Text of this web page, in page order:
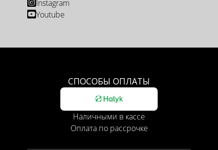
Instagram
Youtube
СПОСОБЫ ОПЛАТЫ
Наличными в кассе
Оплата по рассрочке